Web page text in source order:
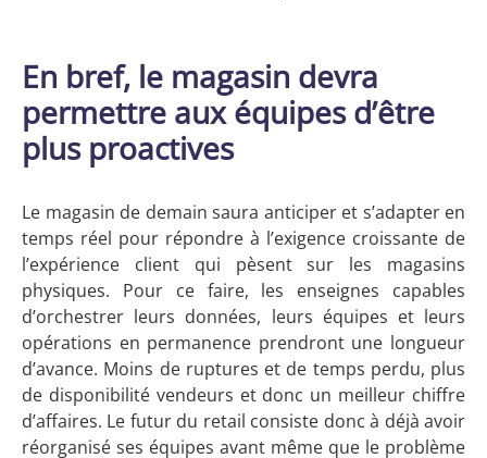
En bref, le magasin devra
permettre aux équipes d’être
plus proactives
Le magasin de demain saura anticiper et s’adapter en
temps réel pour répondre à l’exigence croissante de
l’expérience client qui pèsent sur les magasins
physiques. Pour ce faire, les enseignes capables
d’orchestrer leurs données, leurs équipes et leurs
opérations en permanence prendront une longueur
d’avance. Moins de ruptures et de temps perdu, plus
de disponibilité vendeurs et donc un meilleur chiffre
d’affaires. Le futur du retail consiste donc à déjà avoir
réorganisé ses équipes avant même que le problème